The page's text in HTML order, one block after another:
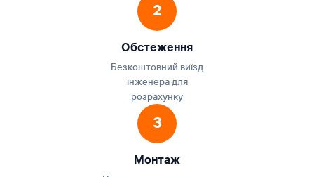
2
Обстеження
Безкоштовний виїзд
інженера для
розрахунку
3
Монтаж